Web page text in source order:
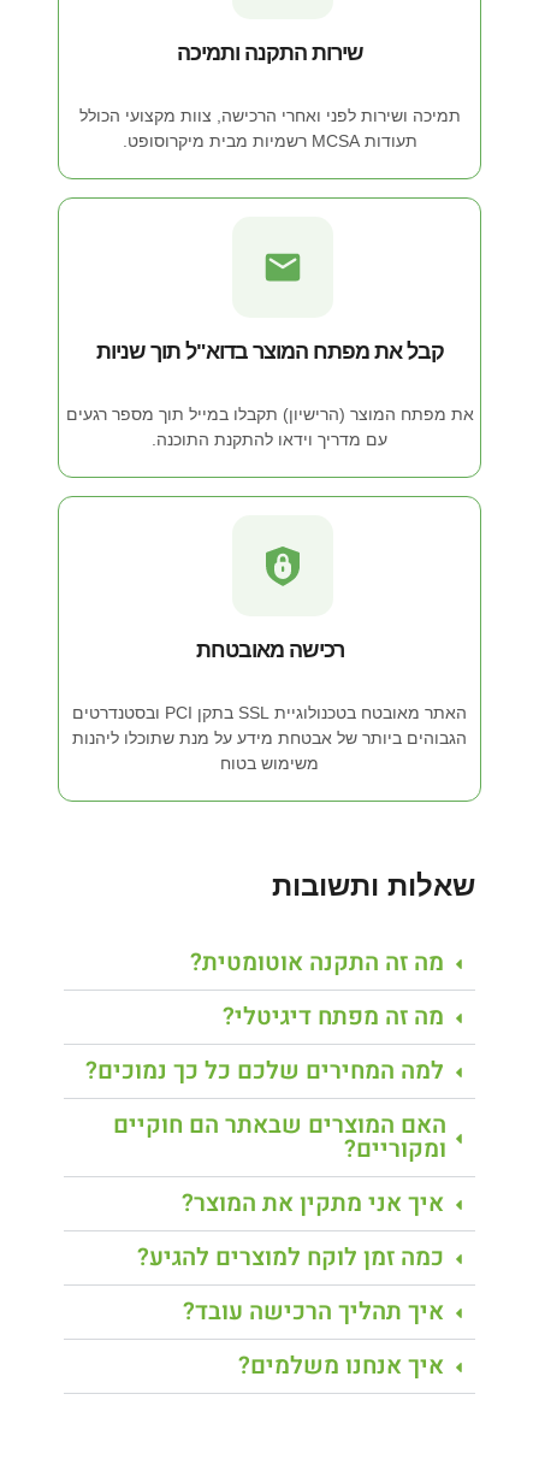
שירות התקנה ותמיכה
תמיכה ושירות לפני ואחרי הרכישה, צוות מקצועי הכולל
תעודות MCSA רשמיות מבית מיקרוסופט.
קבל את מפתח המוצר בדוא"ל תוך שניות
את מפתח המוצר (הרישיון) תקבלו במייל תוך מספר רגעים
עם מדריך וידאו להתקנת התוכנה.
רכישה מאובטחת
האתר מאובטח בטכנולוגיית SSL בתקן PCI ובסטנדרטים
הגבוהים ביותר של אבטחת מידע על מנת שתוכלו ליהנות
משימוש בטוח
שאלות ותשובות
מה זה התקנה אוטומטית?
מה זה מפתח דיגיטלי?
למה המחירים שלכם כל כך נמוכים?
האם המוצרים שבאתר הם חוקיים
ומקוריים?
איך אני מתקין את המוצר?
כמה זמן לוקח למוצרים להגיע?
איך תהליך הרכישה עובד?
איך אנחנו משלמים?